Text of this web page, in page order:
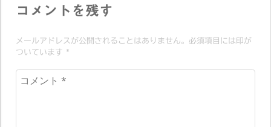
シ
ン
コメントを残す
メールアドレスが公開されることはありません。必須項目には印が
ついています *
コ